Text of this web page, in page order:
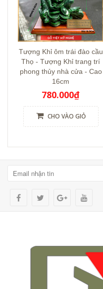
Tượng Khỉ ôm trái đào cầu
Thọ - Tượng Khỉ trang trí
phong thủy nhà cửa - Cao
16cm
780.000₫
CHO VÀO GIỎ